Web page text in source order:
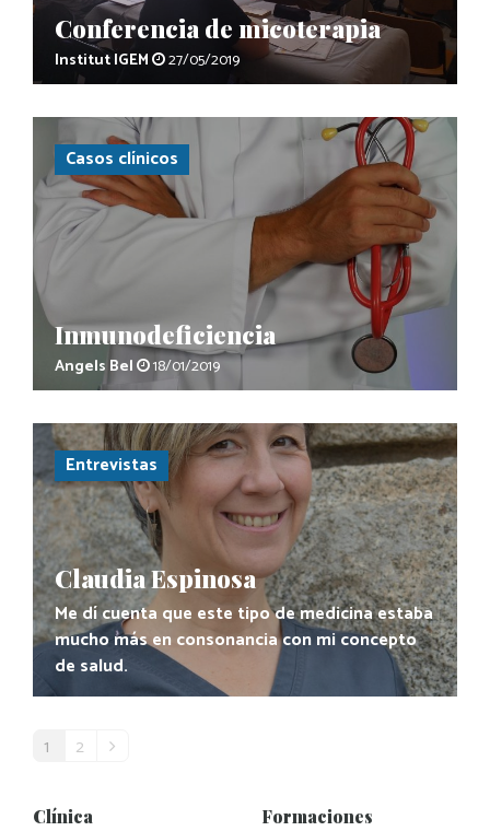
Conferencia de micoterapia
Institut IGEM 27/05/2019
Casos clínicos
Inmunodeficiencia
Angels Bel 18/01/2019
Entrevistas
Claudia Espinosa
Me dí cuenta que este tipo de medicina estaba
mucho más en consonancia con mi concepto
de salud.
1 2
Clínica Formaciones